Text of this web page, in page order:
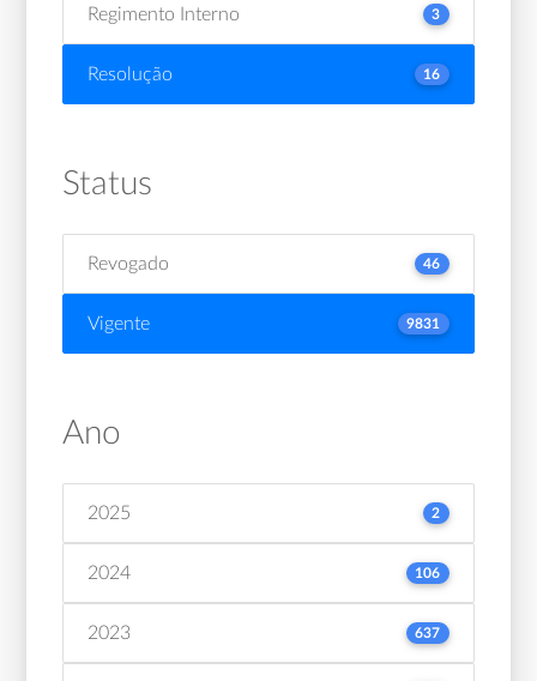
Regimento Interno 3
Resolução 16
Status
Revogado 46
Vigente 9831
Ano
2025 2
2024 106
2023 637